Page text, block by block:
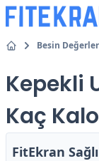
Besin
Kepekli
Kaç
FitEkran